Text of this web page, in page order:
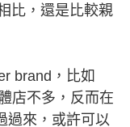
比，還是比較親
brand，比如
店不多，反而在
過來，或許可以